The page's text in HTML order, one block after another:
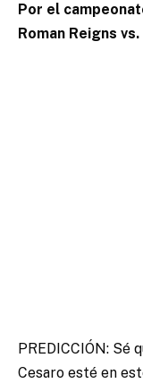
Por el
Roman Reigns
PREDICCIÓN: Sé
Cesaro esté en